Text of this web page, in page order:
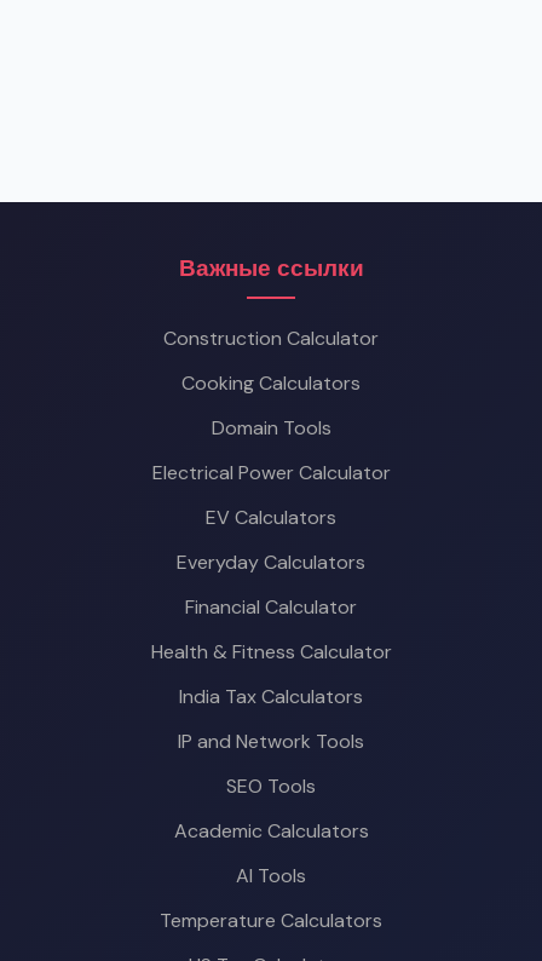
Важные ссылки
Construction Calculator
Cooking Calculators
Domain Tools
Electrical Power Calculator
EV Calculators
Everyday Calculators
Financial Calculator
Health & Fitness Calculator
India Tax Calculators
IP and Network Tools
SEO Tools
Academic Calculators
AI Tools
Temperature Calculators